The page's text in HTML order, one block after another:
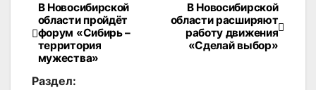
Навигация
по
записям
В Новосибирской
области расширяют
работу движения
«Сделай выбор»
В Новосибирской
области пройдёт
форум «Сибирь –
территория
мужества»
Раздел: